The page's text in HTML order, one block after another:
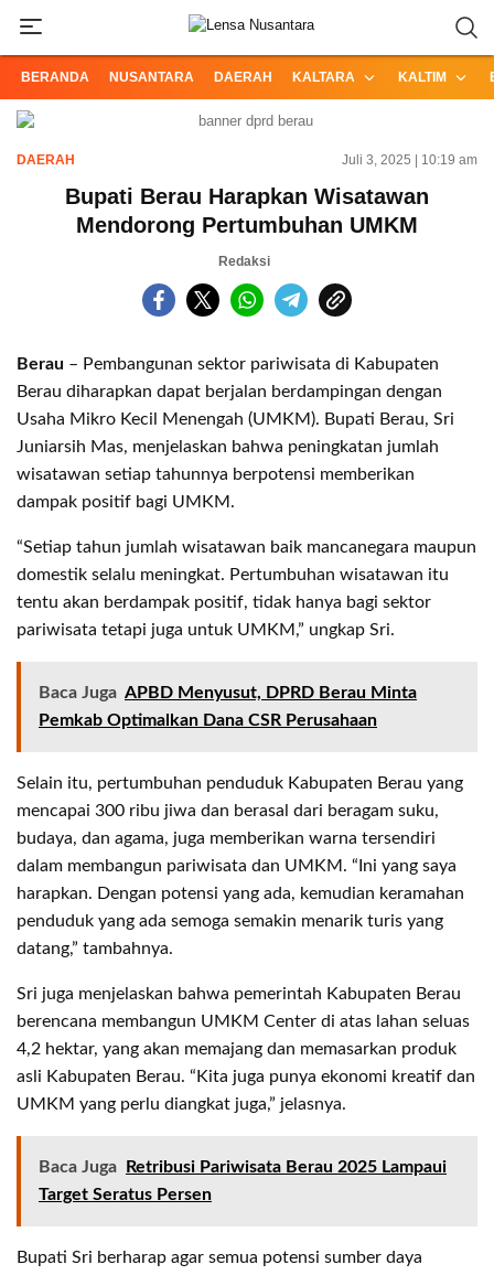
BERANDA NUSANTARA DAERAH KALTARA KALTIM
DAERAH Juli 3, 2025 | 10:19 am
Bupati Berau Harapkan Wisatawan
Mendorong Pertumbuhan UMKM
Redaksi
Berau – Pembangunan sektor pariwisata di Kabupaten
Berau diharapkan dapat berjalan berdampingan dengan
Usaha Mikro Kecil Menengah (UMKM). Bupati Berau, Sri
Juniarsih Mas, menjelaskan bahwa peningkatan jumlah
wisatawan setiap tahunnya berpotensi memberikan
dampak positif bagi UMKM.
“Setiap tahun jumlah wisatawan baik mancanegara maupun
domestik selalu meningkat. Pertumbuhan wisatawan itu
tentu akan berdampak positif, tidak hanya bagi sektor
pariwisata tetapi juga untuk UMKM,” ungkap Sri.
Baca Juga APBD Menyusut, DPRD Berau Minta
Pemkab Optimalkan Dana CSR Perusahaan
Selain itu, pertumbuhan penduduk Kabupaten Berau yang
mencapai 300 ribu jiwa dan berasal dari beragam suku,
budaya, dan agama, juga memberikan warna tersendiri
dalam membangun pariwisata dan UMKM. “Ini yang saya
harapkan. Dengan potensi yang ada, kemudian keramahan
penduduk yang ada semoga semakin menarik turis yang
datang,” tambahnya.
Sri juga menjelaskan bahwa pemerintah Kabupaten Berau
berencana membangun UMKM Center di atas lahan seluas
4,2 hektar, yang akan memajang dan memasarkan produk
asli Kabupaten Berau. “Kita juga punya ekonomi kreatif dan
UMKM yang perlu diangkat juga,” jelasnya.
Baca Juga
Retribusi Pariwisata Berau 2025 Lampaui
Target Seratus Persen
Bupati Sri berharap agar semua potensi sumber daya